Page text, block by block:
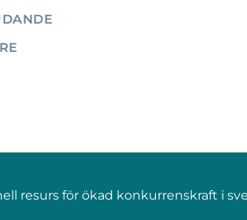
resurs för ökad konkurrenskraft i